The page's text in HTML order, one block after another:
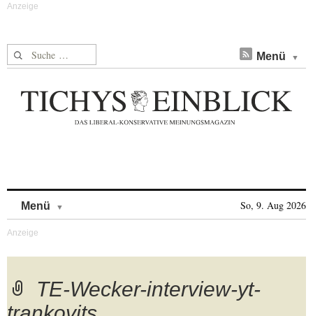
Suche nach: Menü
Menü So, 9. Aug 2026
TE-Wecker-interview-yt-